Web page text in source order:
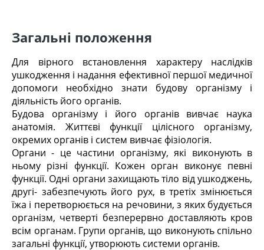
Загальні положення
Для вірного встановлення характеру наслідків
ушкодження і надання ефективної першої медичної
допомоги необхідно знати будову організму і
діяльність його органів.
Будова організму і його органів вивчає наука
анатомія. Життєві функції цілісного організму,
окремих органів і систем вивчає фізіологія.
Органи - це частини організму, які виконують в
ньому різні функції. Кожен орган виконує певні
функції. Одні органи захищають тіло від ушкоджень,
другі- забезпечують його рух, в третіх змінюється
їжа і перетворюється на речовини, з яких будується
організм, четверті безперервно доставляють кров
всім органам. Групи органів, що виконують спільно
загальні функції, утворюють системи органів.